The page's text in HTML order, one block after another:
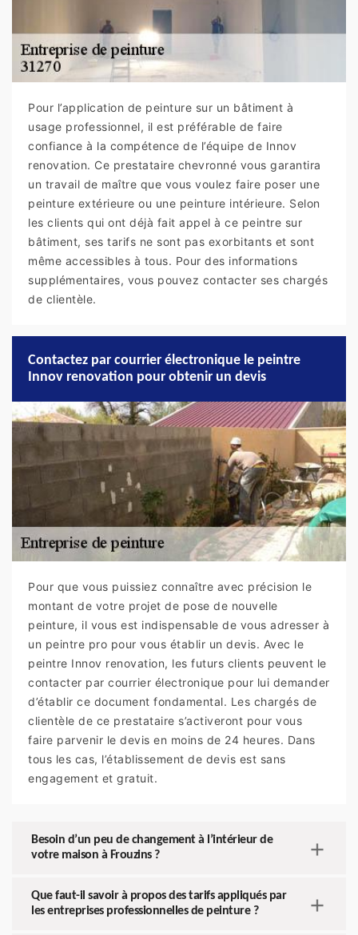
Pour l’application de peinture sur un bâtiment à
usage professionnel, il est préférable de faire
confiance à la compétence de l’équipe de Innov
renovation. Ce prestataire chevronné vous garantira
un travail de maître que vous voulez faire poser une
peinture extérieure ou une peinture intérieure. Selon
les clients qui ont déjà fait appel à ce peintre sur
bâtiment, ses tarifs ne sont pas exorbitants et sont
même accessibles à tous. Pour des informations
supplémentaires, vous pouvez contacter ses chargés
de clientèle.
Contactez par courrier électronique le peintre
Innov renovation pour obtenir un devis
Pour que vous puissiez connaître avec précision le
montant de votre projet de pose de nouvelle
peinture, il vous est indispensable de vous adresser à
un peintre pro pour vous établir un devis. Avec le
peintre Innov renovation, les futurs clients peuvent le
contacter par courrier électronique pour lui demander
d’établir ce document fondamental. Les chargés de
clientèle de ce prestataire s’activeront pour vous
faire parvenir le devis en moins de 24 heures. Dans
tous les cas, l’établissement de devis est sans
engagement et gratuit.
Besoin d’un peu de changement à l’intérieur de
votre maison à Frouzins ?
Que faut-il savoir à propos des tarifs appliqués par
les entreprises professionnelles de peinture ?